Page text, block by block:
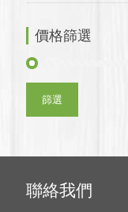
價格篩選
篩選
聯絡我們